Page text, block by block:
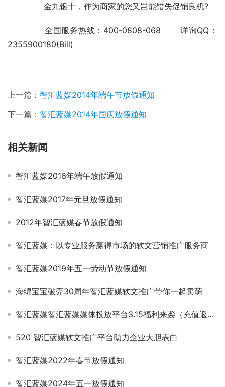
	　　金九银十，作为商家的您又岂能错失促销良机?
2355900180(Bill)
上一篇： 智汇蓝媒2014年端午节放假通知
下一篇： 智汇蓝媒2014年国庆放假通知
相关新闻
智汇蓝媒2016年端午放假通知
智汇蓝媒2017年元旦放假通知
2012年智汇蓝媒春节放假通知
智汇蓝媒：以专业服务赢得市场的软文营销推广服务商
智汇蓝媒2019年五一劳动节放假通知
海绵宝宝破壳30周年智汇蓝媒软文推广带你一起卖萌
智汇蓝媒智汇蓝媒媒体投放平台3.15福利来袭（充值返现/提权）
520 智汇蓝媒软文推广平台助力企业大胆表白
智汇蓝媒2022年春节放假通知
智汇蓝媒2024年五一放假通知